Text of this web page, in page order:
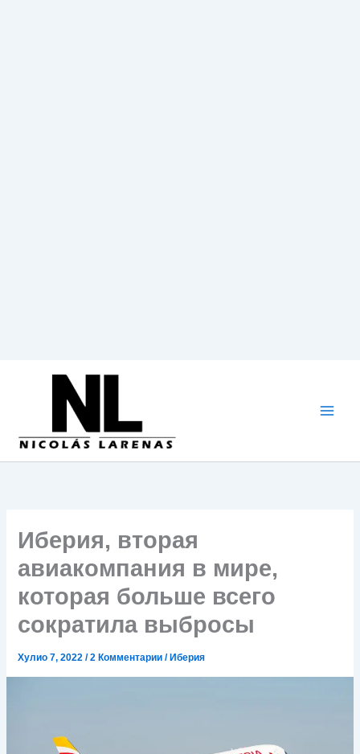
содержимому
Иберия, вторая
авиакомпания в мире,
которая больше всего
сократила выбросы
Хулио 7, 2022/2 Комментарии / Иберия